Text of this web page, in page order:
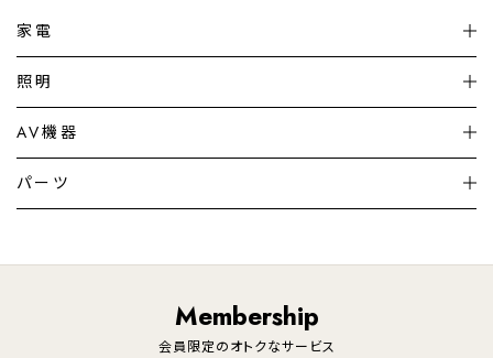
家電
加湿器・空気清浄機
暖房機 掃除機
調理家電 生活家電
照明
シーリングライト
デスクライト
AV機器
テレビ
パーツ
Membership
会員限定のオトクなサービス